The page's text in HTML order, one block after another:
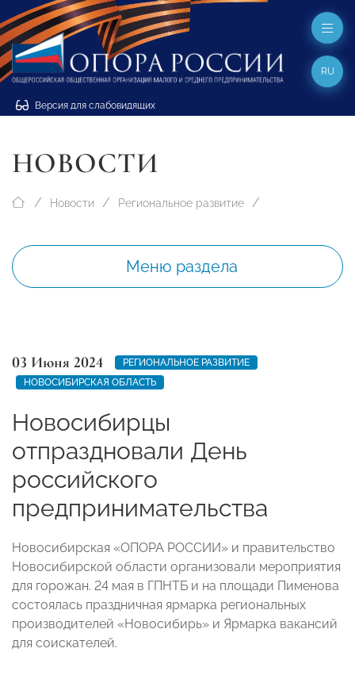
Версия для слабовидящих
RU
НОВОСТИ
Новости Региональное развитие
Меню раздела
03 Июня 2024
РЕГИОНАЛЬНОЕ РАЗВИТИЕ
НОВОСИБИРСКАЯ ОБЛАСТЬ
Новосибирцы
отпраздновали День
российского
предпринимательства
Новосибирская «ОПОРА РОССИИ» и правительство
Новосибирской области организовали мероприятия
для горожан. 24 мая в ГПНТБ и на площади Пименова
состоялась праздничная ярмарка региональных
производителей «Новосибирь» и Ярмарка вакансий
для соискателей.